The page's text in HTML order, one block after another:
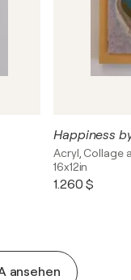
Happiness
Acryl, Collage
16x12in
1.260 $
ansehen